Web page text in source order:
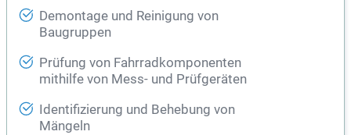
Demontage und Reinigung von
Baugruppen
Prüfung von Fahrradkomponenten
mithilfe von Mess- und Prüfgeräten
Identifizierung und Behebung von
Mängeln